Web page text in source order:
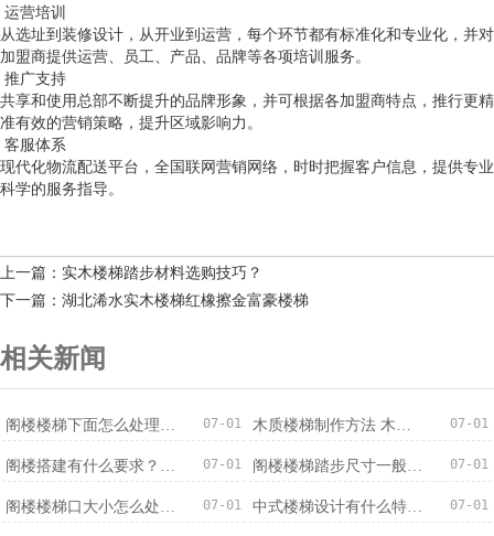
运营培训
从选址到装修设计，从开业到运营，每个环节都有标准化和专业化，并对
加盟商提供运营、员工、产品、品牌等各项培训服务。
推广支持
共享和使用总部不断提升的品牌形象，并可根据各加盟商特点，推行更精
准有效的营销策略，提升区域影响力。
客服体系
现代化物流配送平台，全国联网营销网络，时时把握客户信息，提供专业
科学的服务指导。
上一篇：实木楼梯踏步材料选购技巧？
下一篇：湖北浠水实木楼梯红橡擦金富豪楼梯
相关新闻
07-01 07-01
07-01 07-01
07-01 07-01